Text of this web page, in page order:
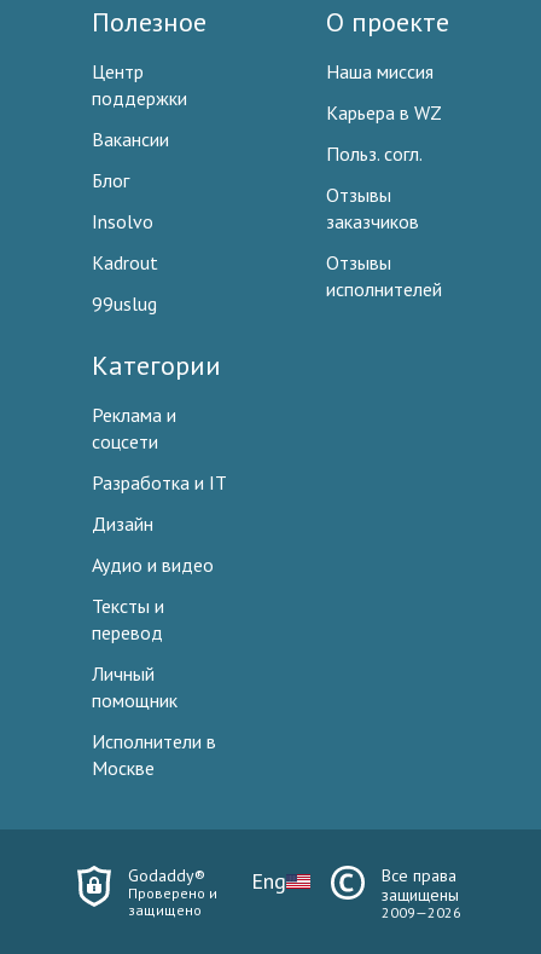
Полезное
Центр
поддержки
Вакансии
Блог
Insolvo
Kadrout
99uslug
О проекте
Наша миссия
Карьера в WZ
Польз. согл.
Отзывы
заказчиков
Отзывы
исполнителей
Категории
Реклама и
соцсети
Разработка и IT
Дизайн
Аудио и видео
Тексты и
перевод
Личный
помощник
Исполнители в
Москве
Godaddy®
Проверено и
защищено
Eng
Все права
защищены
2009—2026